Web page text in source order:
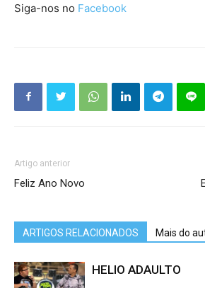
Siga-nos no Facebook
Artigo anterior
Feliz Ano Novo
ARTIGOS RELACIONADOS Mais do
HELIO ADAULTO